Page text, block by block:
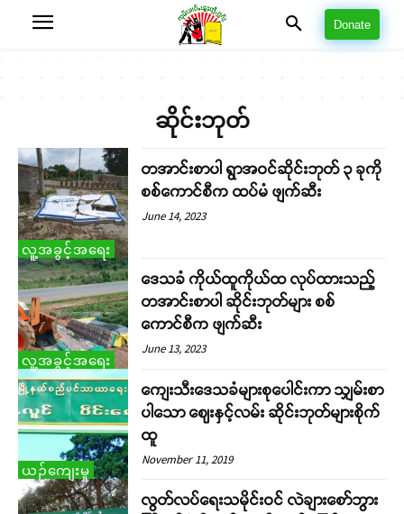
Donate
ဆိုင်းဘုတ်
လူ့အခွင့်အရေး
တအာင်းစာပါ ရွာအဝင်ဆိုင်းဘုတ် ၃ ခုကို
စစ်ကောင်စီက ထပ်မံ ဖျက်ဆီး
June 14, 2023
လူ့အခွင့်အရေး
ဒေသခံ ကိုယ်ထူကိုယ်ထ လုပ်ထားသည့်
တအာင်းစာပါ ဆိုင်းဘုတ်များ စစ်
ကောင်စီက ဖျက်ဆီး
June 13, 2023
ယဉ်ကျေးမှု
ကျေးသီးဒေသခံများစုပေါင်းကာ သျှမ်းစာ
ပါသော ဈေးနှင့်လမ်း ဆိုင်းဘုတ်များစိုက်
ထူ
November 11, 2019
လွတ်လပ်ရေးသမိုင်းဝင် လဲချားစော်ဘွား